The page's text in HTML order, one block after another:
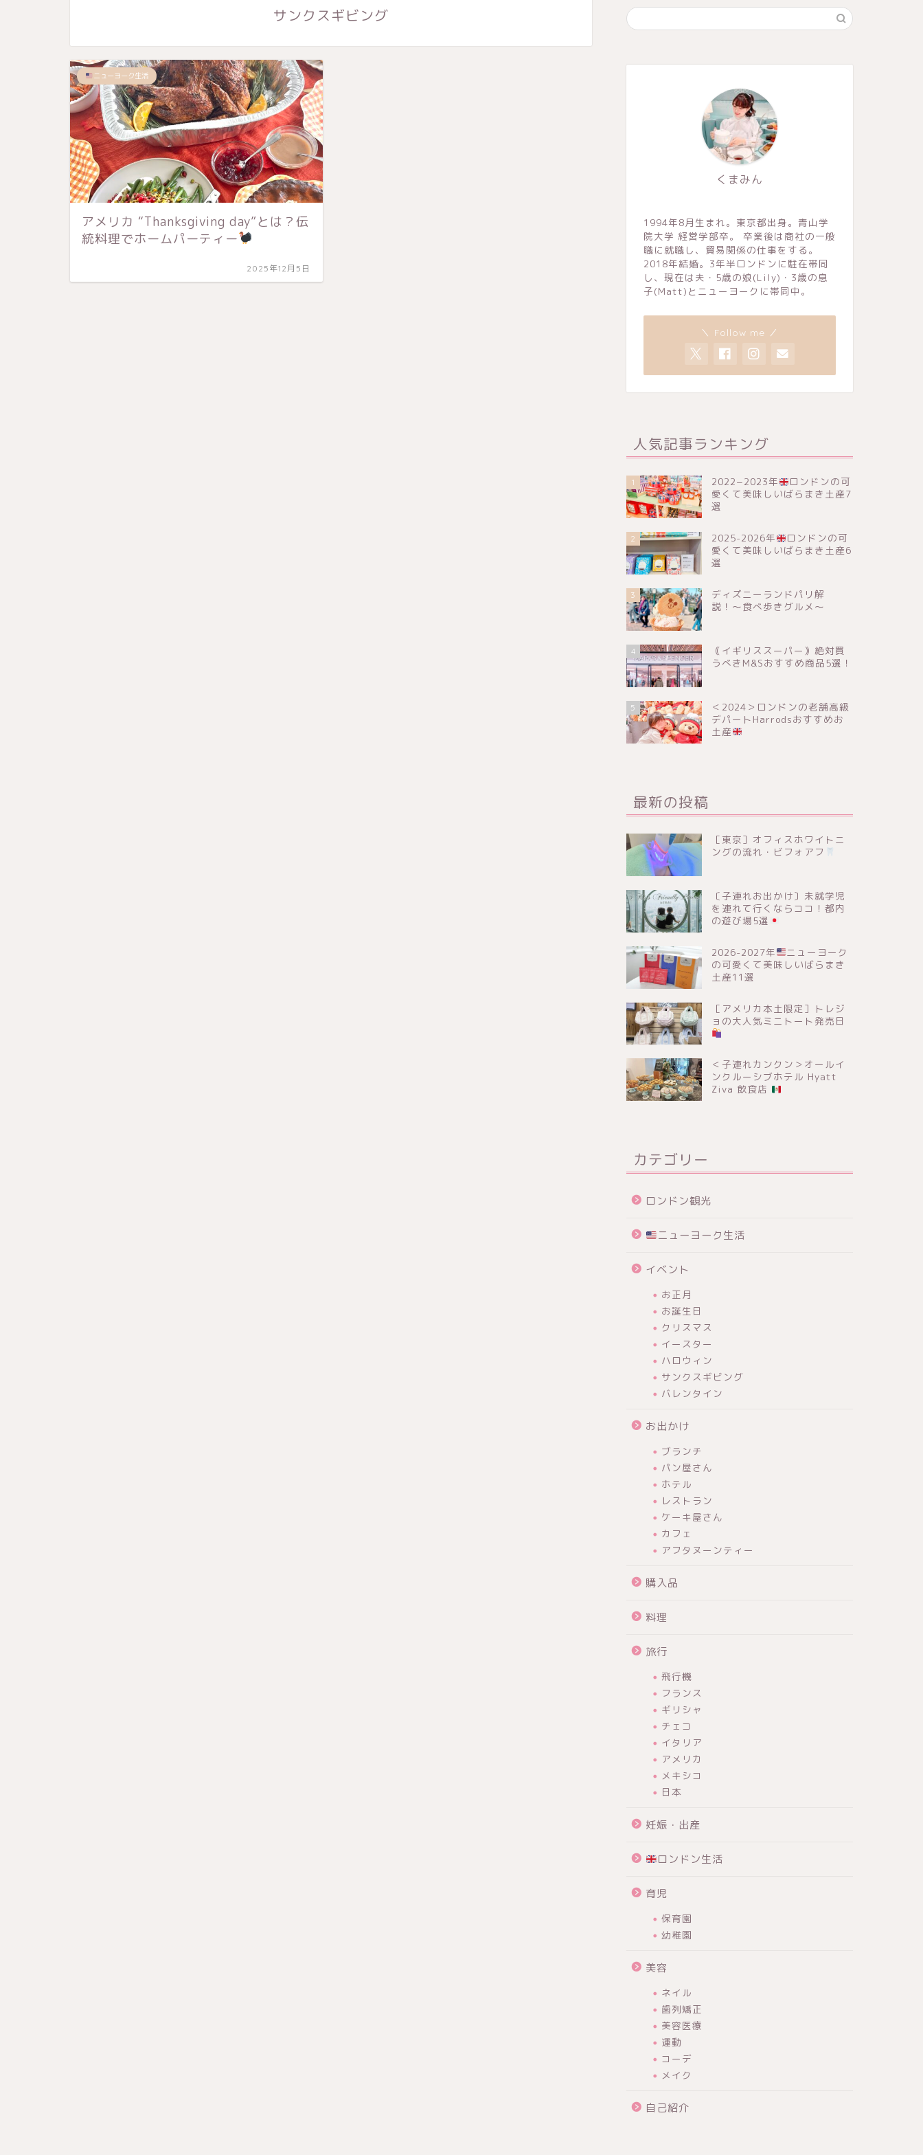
サンクスギビング
ニューヨーク生活
アメリカ “Thanksgiving day”とは？伝
統料理でホームパーティー
2025年12月5日
くまみん
1994年8月生まれ。東京都出身。青山学
院大学 経営学部卒。 卒業後は商社の一般
職に就職し、貿易関係の仕事をする。
2018年結婚。3年半ロンドンに駐在帯同
し、現在は夫・5歳の娘(Lily)・3歳の息
子(Matt)とニューヨークに帯同中。
＼ Follow me ／
人気記事ランキング
1 2022−2023年
ロンドンの可
愛くて美味しいばらまき土産7
選
2 2025-2026年
ロンドンの可
愛くて美味しいばらまき土産6
選
3
ディズニーランドパリ解
説！〜食べ歩きグルメ〜
4
｟イギリススーパー｠絶対買
うべきM&Sおすすめ商品5選！
5
＜2024＞ロンドンの老舗高級
デパートHarrodsおすすめお
土産
最新の投稿
［東京］オフィスホワイトニ
ングの流れ・ビフォアフ
〔子連れお出かけ〕未就学児
を連れて行くならココ！都内
の遊び場5選
2026-2027年
ニューヨーク
の可愛くて美味しいばらまき
土産11選
［アメリカ本土限定］トレジ
ョの大人気ミニトート発売日
＜子連れカンクン＞オールイ
ンクルーシブホテル Hyatt
Ziva 飲食店
カテゴリー
ロンドン観光
ニューヨーク生活
イベント
お正月
お誕生日
クリスマス
イースター
ハロウィン
サンクスギビング
バレンタイン
お出かけ
ブランチ
パン屋さん
ホテル
レストラン
ケーキ屋さん
カフェ
アフタヌーンティー
購入品
料理
旅行
飛行機
フランス
ギリシャ
チェコ
イタリア
アメリカ
メキシコ
日本
妊娠・出産
ロンドン生活
育児
保育園
幼稚園
美容
ネイル
歯列矯正
美容医療
運動
コーデ
メイク
自己紹介